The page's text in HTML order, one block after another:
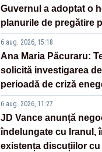
Guvernul a adoptat o
planurile de pregătire
6 aug. 2026, 15:18
Ana Maria Păcuraru:
solicită investigarea
perioadă de criză
6 aug. 2026, 11:27
JD Vance anunță
îndelungate cu Iranul,
existența discuțiilor cu